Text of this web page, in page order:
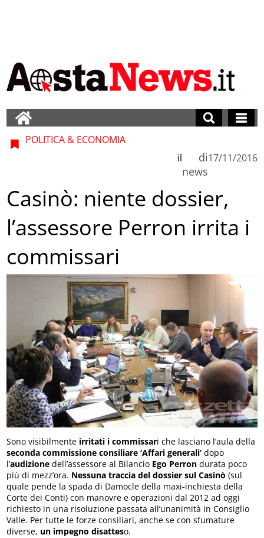
POLITICA & ECONOMIA
di
news
il 17/11/2016
Casinò: niente dossier,
l’assessore Perron irrita i
commissari
Sono visibilmente irritati i commissari che lasciano l’aula della
seconda commissione consiliare ‘Affari generali’ dopo
l’audizione dell’assessore al Bilancio Ego Perron durata poco
più di mezz’ora. Nessuna traccia del dossier sul Casinò (sul
quale pende la spada di Damocle della maxi-inchiesta della
Corte dei Conti) con manovre e operazioni dal 2012 ad oggi
richiesto in una risoluzione passata all’unanimità in Consiglio
Valle. Per tutte le forze consiliari, anche se con sfumature
diverse, un impegno disatteso.